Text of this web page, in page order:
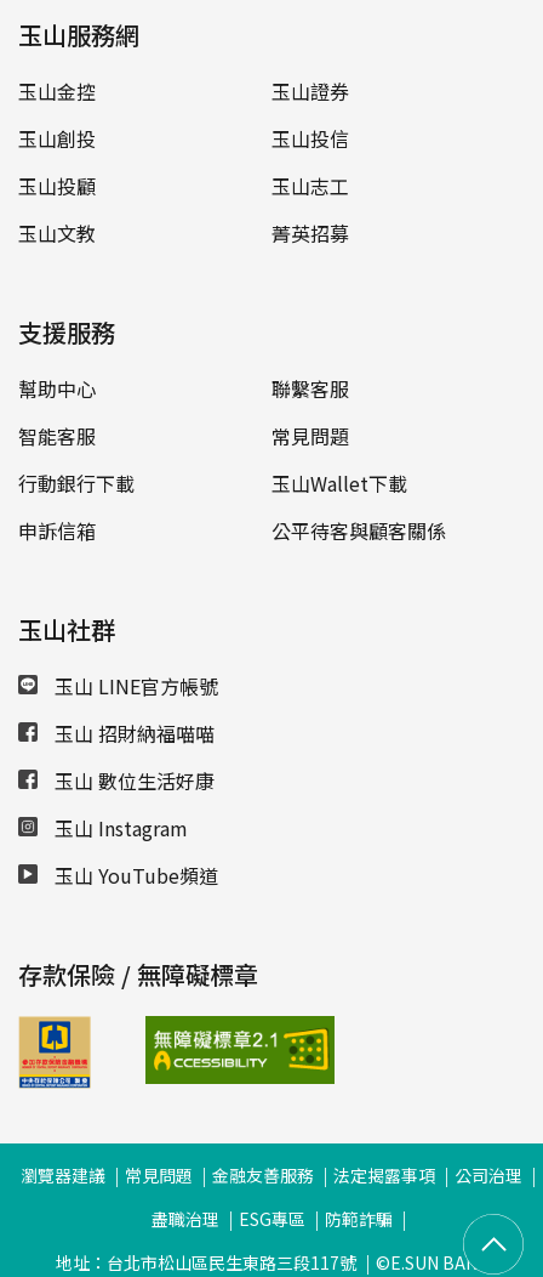
玉山服務網
玉山金控
玉山證券
玉山創投
玉山投信
玉山投顧
玉山志工
玉山文教
菁英招募
支援服務
幫助中心
聯繫客服
智能客服
常見問題
行動銀行下載
玉山Wallet下載
申訴信箱
公平待客與顧客關係
玉山社群
玉山 LINE官方帳號
玉山 招財納福喵喵
玉山 數位生活好康
玉山 Instagram
玉山 YouTube頻道
存款保險 / 無障礙標章
瀏覽器建議 常見問題 金融友善服務 法定揭露事項
公司治理
盡職治理
ESG專區
防範詐騙
地址：台北市松山區民生東路三段117號
©E.SUN BANK